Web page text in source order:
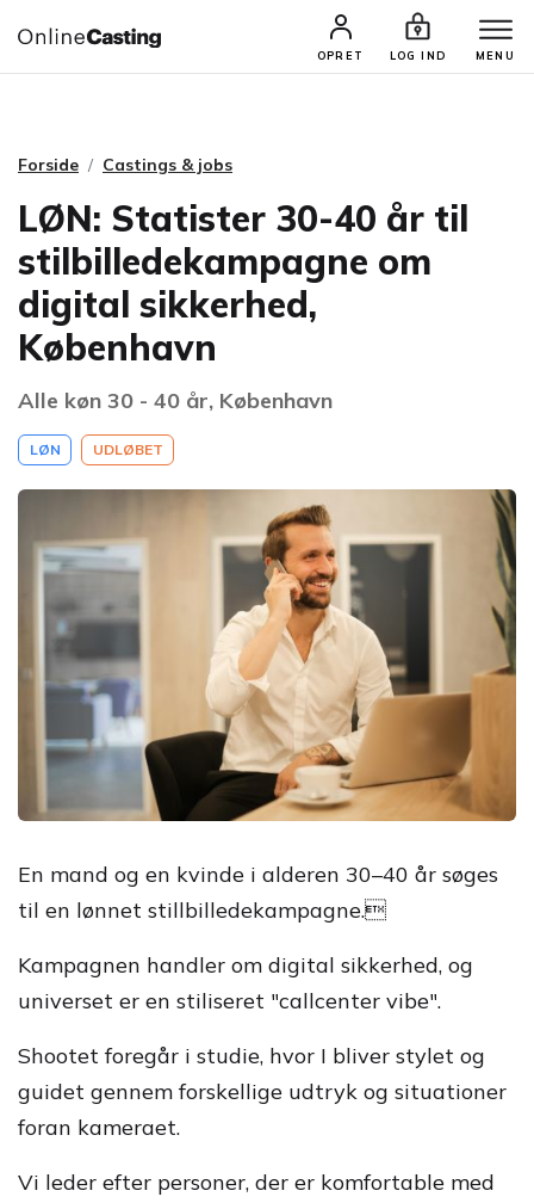
OPRET LOG IND MENU
CASTINGS & JOBS SØG PROFIL
Forside Castings & jobs
LØN: Statister 30-40 år til
stilbilledekampagne om
digital sikkerhed,
København
Alle køn 30 - 40 år, København
LØN UDLØBET
En mand og en kvinde i alderen 30–40 år søges
til en lønnet stillbilledekampagne.
Kampagnen handler om digital sikkerhed, og
universet er en stiliseret "callcenter vibe".
Shootet foregår i studie, hvor I bliver stylet og
guidet gennem forskellige udtryk og situationer
foran kameraet.
Vi leder efter personer, der er komfortable med